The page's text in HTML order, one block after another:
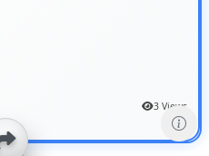
3 Views